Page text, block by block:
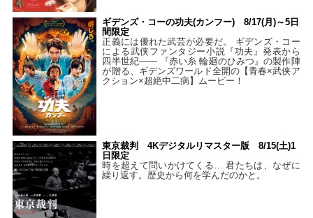
ギデンズ・コーの功夫(カンフー) 8/17(月)～5日
間限定
正義には優れた武芸が必要だ。 ギデンズ・コー
による武侠ファンタジー小説『功夫』発表から
四半世紀―― 『赤い糸 輪廻のひみつ』の製作陣
が贈る、ギデンズワールド全開の【青春×武侠ア
クション×超絶中二病】ムービー！
東京裁判 4Kデジタルリマスター版 8/15(土)1
日限定
時を超えて問いかけてくる… 君たちは、なぜに
繰り返す。歴史から何を学んだのかと。